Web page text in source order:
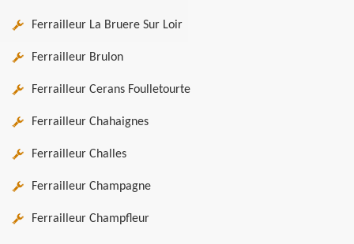
Ferrailleur La Bruere Sur Loir
Ferrailleur Brulon
Ferrailleur Cerans Foulletourte
Ferrailleur Chahaignes
Ferrailleur Challes
Ferrailleur Champagne
Ferrailleur Champfleur